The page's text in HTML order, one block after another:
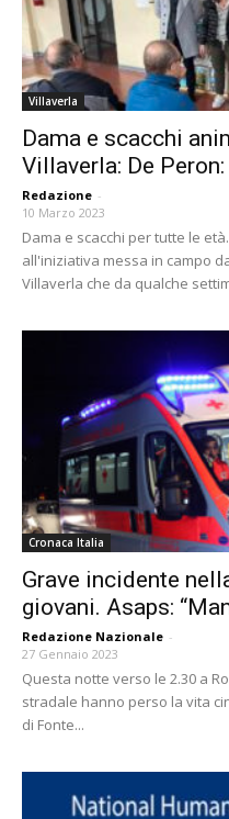
Villaverla
Dama e scacchi
Villaverla: De Peron:
Redazione -
10 Marzo 2023
Dama e scacchi per tutte le
all'iniziativa messa in campo
Villaverla che da qualche
Cronaca Italia
Grave incidente
giovani. Asaps:
Redazione Nazionale -
27 Gennaio 2023
Questa notte verso le 2.30 a
stradale hanno perso la vita
di Fonte...